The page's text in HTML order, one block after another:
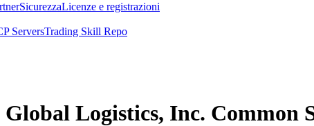
SicurezzaLicenze e registrazioni
ServersTrading Skill Repo
Logistics, Inc. Common